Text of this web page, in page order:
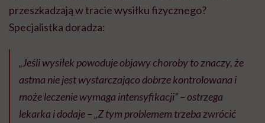
przeszkadzają w tracie wysiłku fizycznego?
Specjalistka doradza:
„Jeśli wysiłek powoduje objawy choroby to znaczy, że
astma nie jest wystarczająco dobrze kontrolowana i
może leczenie wymaga intensyfikacji” – ostrzega
lekarka i dodaje – „Z tym problemem trzeba zwrócić